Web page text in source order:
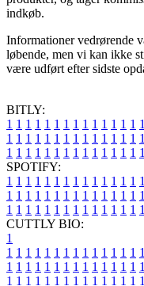
indkøb.
Informationer vedrørende
løbende, men vi kan ikke
være udført efter sidste
BITLY:
1 1 1 1 1 1 1 1 1 1 1 1 1 1 1
1 1 1 1 1 1 1 1 1 1 1 1 1 1 1
1 1 1 1 1 1 1 1 1 1 1 1 1 1 1
SPOTIFY:
1 1 1 1 1 1 1 1 1 1 1 1 1 1 1
1 1 1 1 1 1 1 1 1 1 1 1 1 1 1
1 1 1 1 1 1 1 1 1 1 1 1 1 1 1
CUTTLY BIO:
1
1 1 1 1 1 1 1 1 1 1 1 1 1 1 1
1 1 1 1 1 1 1 1 1 1 1 1 1 1 1
1 1 1 1 1 1 1 1 1 1 1 1 1 1 1